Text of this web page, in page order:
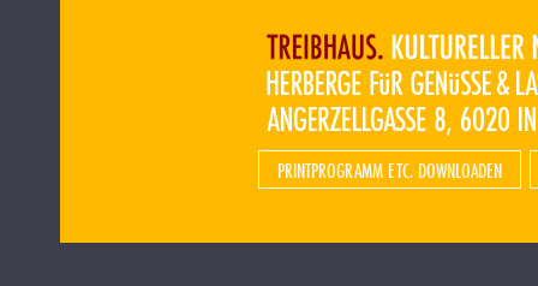
PRINTPROGRAMM ETC. DOWNLOADEN